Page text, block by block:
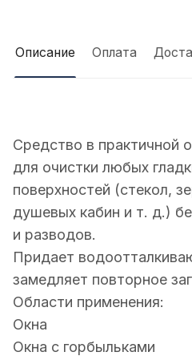
Описание Оплата
Средство в практичной
для очистки любых
поверхностей (стекол,
душевых кабин и т. д.)
и разводов.
Придает
замедляет повторное
Области применения:
Окна
Окна с горбыльками